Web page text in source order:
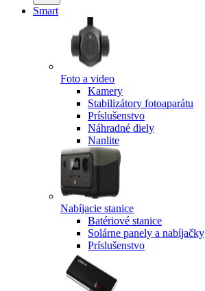
Smart
Foto a video
Kamery
Stabilizátory fotoaparátu
Príslušenstvo
Náhradné diely
Nanlite
Nabíjacie stanice
Batériové stanice
Solárne panely a nabíjačky
Príslušenstvo